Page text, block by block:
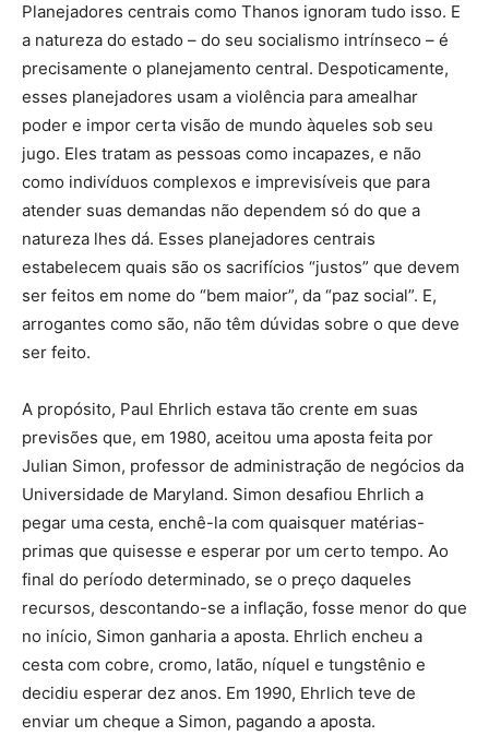
Planejadores centrais como Thanos ignoram tudo isso. E
a natureza do estado – do seu socialismo intrínseco – é
precisamente o planejamento central. Despoticamente,
esses planejadores usam a violência para amealhar
poder e impor certa visão de mundo àqueles sob seu
jugo. Eles tratam as pessoas como incapazes, e não
como indivíduos complexos e imprevisíveis que para
atender suas demandas não dependem só do que a
natureza lhes dá. Esses planejadores centrais
estabelecem quais são os sacrifícios “justos” que devem
ser feitos em nome do “bem maior”, da “paz social”. E,
arrogantes como são, não têm dúvidas sobre o que deve
ser feito.
A propósito, Paul Ehrlich estava tão crente em suas
previsões que, em 1980, aceitou uma aposta feita por
Julian Simon, professor de administração de negócios da
Universidade de Maryland. Simon desafiou Ehrlich a
pegar uma cesta, enchê-la com quaisquer matérias-
primas que quisesse e esperar por um certo tempo. Ao
final do período determinado, se o preço daqueles
recursos, descontando-se a inflação, fosse menor do que
no início, Simon ganharia a aposta. Ehrlich encheu a
cesta com cobre, cromo, latão, níquel e tungstênio e
decidiu esperar dez anos. Em 1990, Ehrlich teve de
enviar um cheque a Simon, pagando a aposta.